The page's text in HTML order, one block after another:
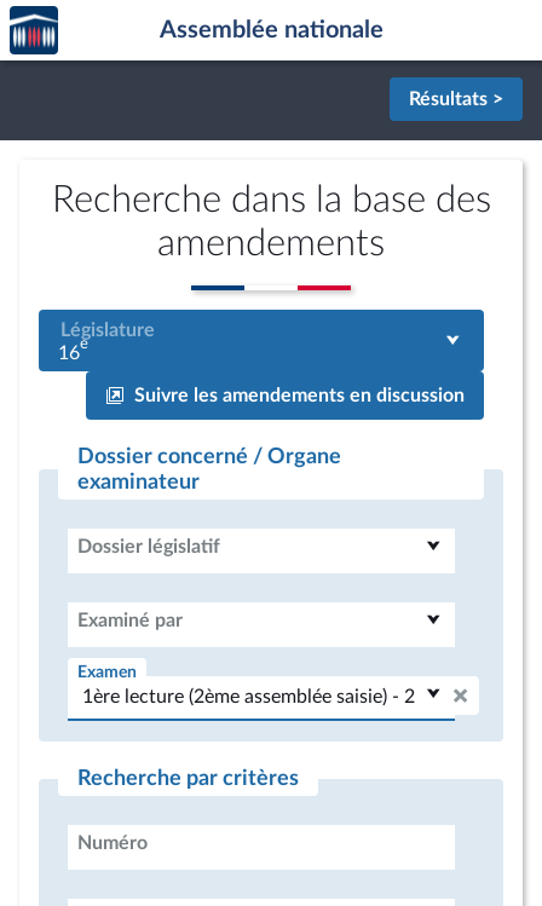
Aller au contenu
Aller en bas de la page
Accèder
à la
page
Assemblée nationale
Résultats >
Recherche dans la base des
amendements
Législature
16e
Suivre les amendements en discussion
Dossier concerné / Organe
examinateur
Dossier législatif
Examiné par
Examen
Recherche par critères
Numéro